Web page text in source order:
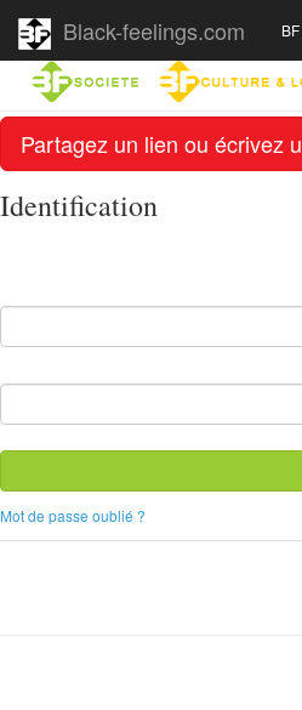
Partagez un lien ou écrivez
Black-feelings.com
Identification
Mot de passe oublié ?